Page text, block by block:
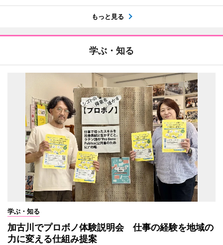
もっと見る
学ぶ・知る
学ぶ・知る
加古川でプロボノ体験説明会 仕事の経験を地域の
力に変える仕組み提案